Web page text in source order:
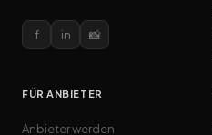
f in 📸
FÜR ANBIETER
Anbieter werden